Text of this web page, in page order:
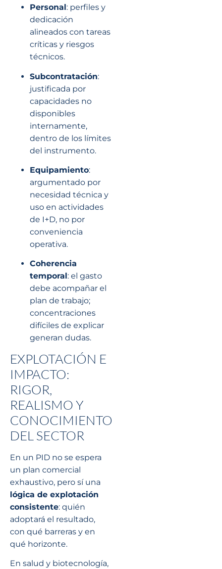
Personal: perfiles y
dedicación
alineados con tareas
críticas y riesgos
técnicos.
Subcontratación:
justificada por
capacidades no
disponibles
internamente,
dentro de los límites
del instrumento.
Equipamiento:
argumentado por
necesidad técnica y
uso en actividades
de I+D, no por
conveniencia
operativa.
Coherencia
temporal: el gasto
debe acompañar el
plan de trabajo;
concentraciones
difíciles de explicar
generan dudas.
EXPLOTACIÓN E
IMPACTO:
RIGOR,
REALISMO Y
CONOCIMIENTO
DEL SECTOR
En un PID no se espera
un plan comercial
exhaustivo, pero sí una
lógica de explotación
consistente: quién
adoptará el resultado,
con qué barreras y en
qué horizonte.
En salud y biotecnología,